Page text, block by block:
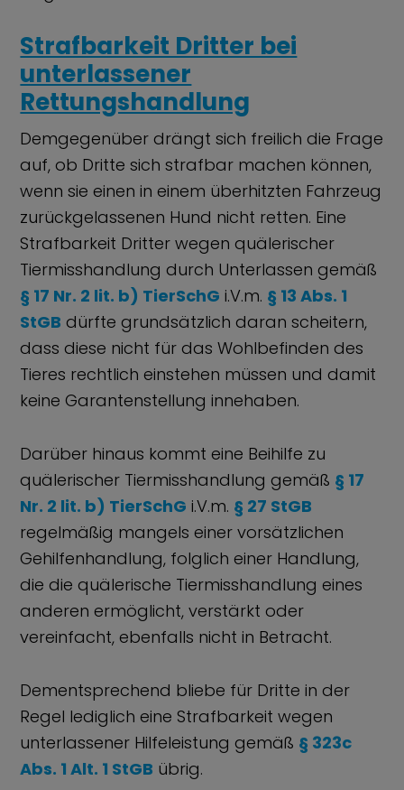
Strafbarkeit Dritter bei
unterlassener
Rettungshandlung
Demgegenüber drängt sich freilich die Frage
auf, ob Dritte sich strafbar machen können,
wenn sie einen in einem überhitzten Fahrzeug
zurückgelassenen Hund nicht retten. Eine
Strafbarkeit Dritter wegen quälerischer
Tiermisshandlung durch Unterlassen gemäß
§ 17 Nr. 2 lit. b) TierSchG i.V.m. § 13 Abs. 1
StGB dürfte grundsätzlich daran scheitern,
dass diese nicht für das Wohlbefinden des
Tieres rechtlich einstehen müssen und damit
keine Garantenstellung innehaben.
Darüber hinaus kommt eine Beihilfe zu
quälerischer Tiermisshandlung gemäß § 17
Nr. 2 lit. b) TierSchG i.V.m. § 27 StGB
regelmäßig mangels einer vorsätzlichen
Gehilfenhandlung, folglich einer Handlung,
die die quälerische Tiermisshandlung eines
anderen ermöglicht, verstärkt oder
vereinfacht, ebenfalls nicht in Betracht.
Dementsprechend bliebe für Dritte in der
Regel lediglich eine Strafbarkeit wegen
unterlassener Hilfeleistung gemäß § 323c
Abs. 1 Alt. 1 StGB übrig.